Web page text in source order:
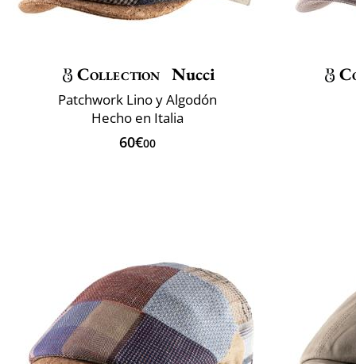
Collection Nucci
Patchwork Lino y Algodón
Hecho en Italia
60€00